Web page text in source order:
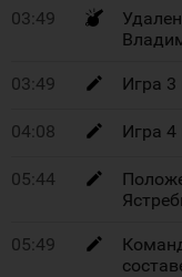
03:49
03:49 Игра 3
04:08 Игра 4
05:44
05:49